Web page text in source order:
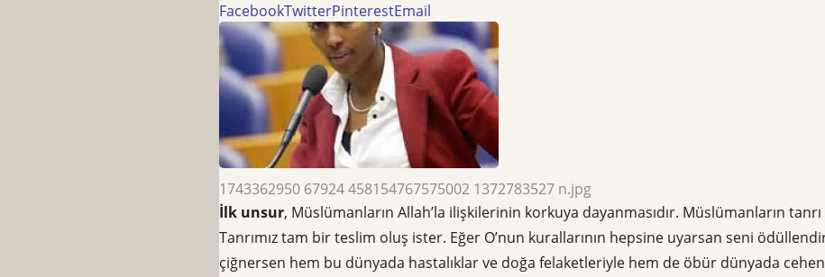
FacebookTwitterPinterestEmail
1743362950 67924 458154767575002 1372783527 n.jpg
İlk unsur, Müslümanların Allah’la ilişkilerinin korkuya dayanmasıdır. Müslümanların
Tanrımız tam bir teslim oluş ister. Eğer O’nun kurallarının hepsine uyarsan seni
çiğnersen hem bu dünyada hastalıklar ve doğa felaketleriyle hem de öbür dünyada